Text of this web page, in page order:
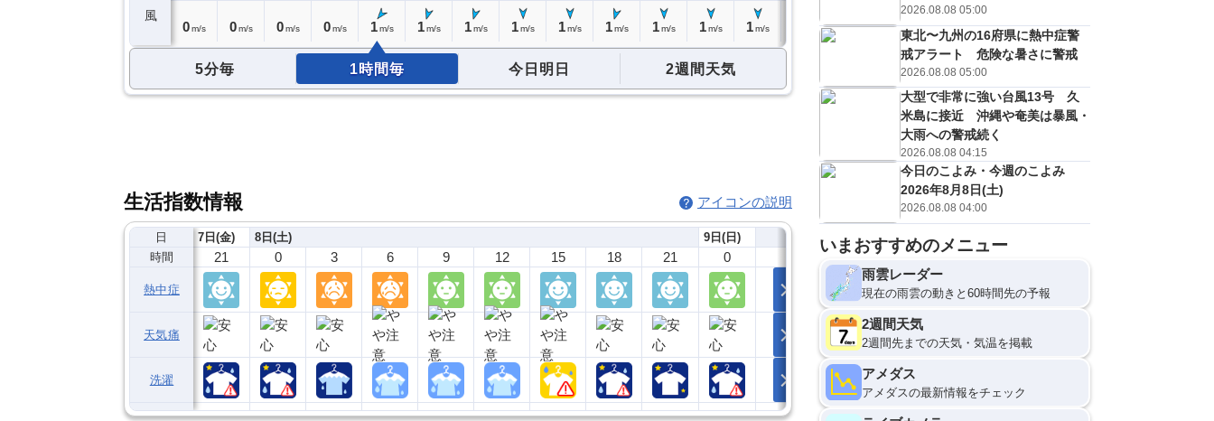
風
0 m/s 0 m/s 0 m/s 0 m/s 1 m/s 1 m/s 1 m/s 1 m/s 1 m/s 1 m/s 1 m/s 1 m/s 1 m/s 1m/s 0m/s 0m/s 0m/s 0m/s 0m/s
5分毎 1時間毎 今日明日 2週間天気
生活指数情報 アイコンの説明
日
時間
熱中症
天気痛
洗濯
7日(金)
21
8日(土)
0 3 6 9 12 15 18 21
9日(日)
0
2026.08.08 05:00
東北〜九州の16府県に熱中症警
戒アラート 危険な暑さに警戒
2026.08.08 05:00
大型で非常に強い台風13号 久
米島に接近 沖縄や奄美は暴風・
大雨への警戒続く
2026.08.08 04:15
今日のこよみ・今週のこよみ
2026年8月8日(土)
2026.08.08 04:00
いまおすすめのメニュー
雨雲レーダー
現在の雨雲の動きと60時間先の予報
2週間天気
2週間先までの天気・気温を掲載
アメダス
アメダスの最新情報をチェック